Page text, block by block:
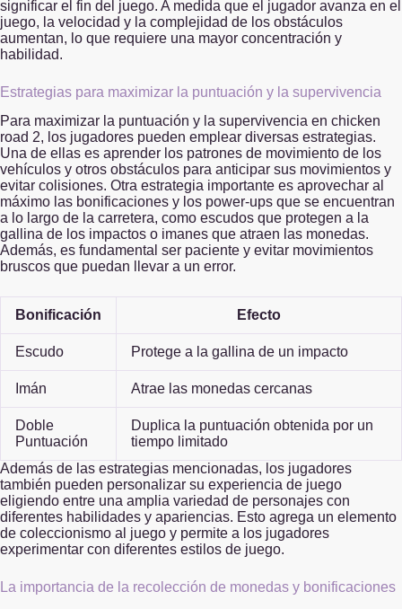
significar el fin del juego. A medida que el jugador avanza en el
juego, la velocidad y la complejidad de los obstáculos
aumentan, lo que requiere una mayor concentración y
habilidad.
Estrategias para maximizar la puntuación y la supervivencia
Para maximizar la puntuación y la supervivencia en chicken
road 2, los jugadores pueden emplear diversas estrategias.
Una de ellas es aprender los patrones de movimiento de los
vehículos y otros obstáculos para anticipar sus movimientos y
evitar colisiones. Otra estrategia importante es aprovechar al
máximo las bonificaciones y los power-ups que se encuentran
a lo largo de la carretera, como escudos que protegen a la
gallina de los impactos o imanes que atraen las monedas.
Además, es fundamental ser paciente y evitar movimientos
bruscos que puedan llevar a un error.
Bonificación Efecto
Escudo Protege a la gallina de un impacto
Imán Atrae las monedas cercanas
Doble
Puntuación
Duplica la puntuación obtenida por un
tiempo limitado
Además de las estrategias mencionadas, los jugadores
también pueden personalizar su experiencia de juego
eligiendo entre una amplia variedad de personajes con
diferentes habilidades y apariencias. Esto agrega un elemento
de coleccionismo al juego y permite a los jugadores
experimentar con diferentes estilos de juego.
La importancia de la recolección de monedas y bonificaciones